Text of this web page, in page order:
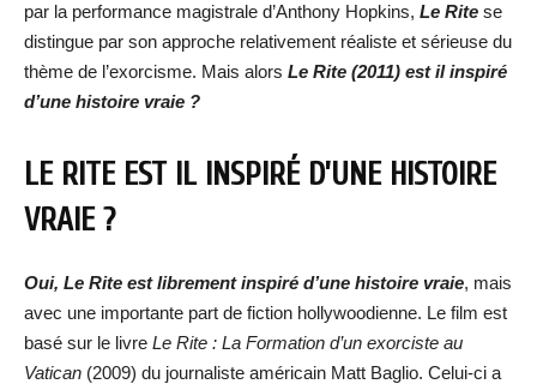
par la performance magistrale d’Anthony Hopkins, Le Rite se
distingue par son approche relativement réaliste et sérieuse du
thème de l’exorcisme. Mais alors Le Rite (2011) est il inspiré
d’une histoire vraie ?
LE RITE EST IL INSPIRÉ D’UNE HISTOIRE
VRAIE ?
Oui, Le Rite est librement inspiré d’une histoire vraie, mais
avec une importante part de fiction hollywoodienne. Le film est
basé sur le livre Le Rite : La Formation d’un exorciste au
Vatican (2009) du journaliste américain Matt Baglio. Celui-ci a